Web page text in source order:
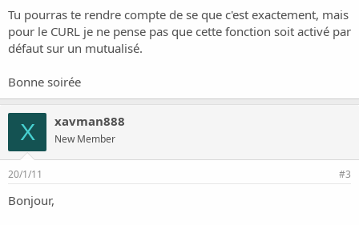
Tu pourras te rendre compte de se que c'est exactement, mais
pour le CURL je ne pense pas que cette fonction soit activé par
défaut sur un mutualisé.
Bonne soirée
X xavman888
New Member
20/1/11 #3
Bonjour,